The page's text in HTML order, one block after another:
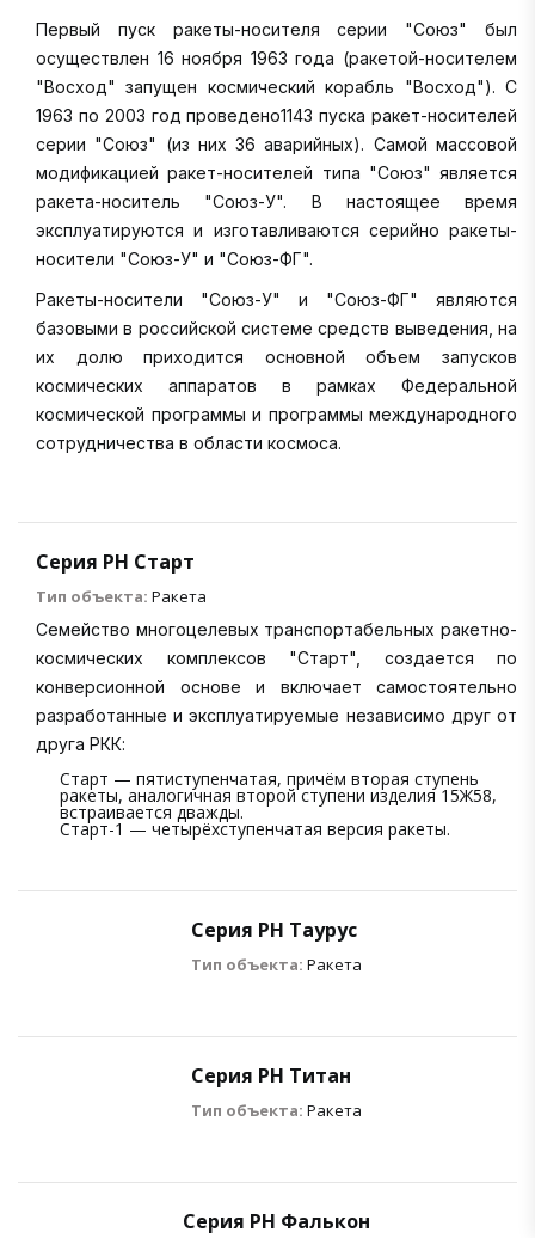
Первый пуск ракеты-носителя серии "Союз" был
осуществлен 16 ноября 1963 года (ракетой-носителем
"Восход" запущен космический корабль "Восход"). С
1963 по 2003 год проведено1143 пуска ракет-носителей
серии "Союз" (из них 36 аварийных). Самой массовой
модификацией ракет-носителей типа "Союз" является
ракета-носитель "Союз-У". В настоящее время
эксплуатируются и изготавливаются серийно ракеты-
носители "Союз-У" и "Союз-ФГ".
Ракеты-носители "Союз-У" и "Союз-ФГ" являются
базовыми в российской системе средств выведения, на
их долю приходится основной объем запусков
космических аппаратов в рамках Федеральной
космической программы и программы международного
сотрудничества в области космоса.
Серия РН Старт
Тип объекта: Ракета
Семейство многоцелевых транспортабельных ракетно-
космических комплексов "Старт", создается по
конверсионной основе и включает самостоятельно
разработанные и эксплуатируемые независимо друг от
друга РКК:
Старт — пятиступенчатая, причём вторая ступень
ракеты, аналогичная второй ступени изделия 15Ж58,
встраивается дважды.
Старт-1 — четырёхступенчатая версия ракеты.
Серия РН Таурус
Тип объекта: Ракета
Серия РН Титан
Тип объекта: Ракета
Серия РН Фалькон